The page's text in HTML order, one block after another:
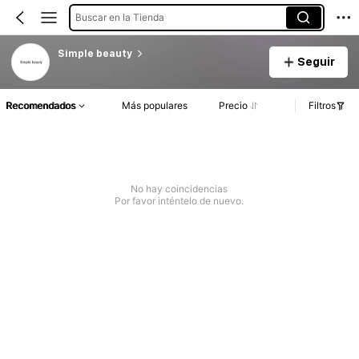
Buscar en la Tienda
Simple beauty
Seguir
Recomendados Más populares Precio Filtros
No hay coincidencias
Por favor inténtelo de nuevo.